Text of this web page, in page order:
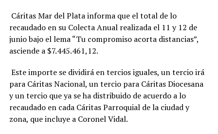
Cáritas Mar del Plata informa que el total de lo
recaudado en su Colecta Anual realizada el 11 y 12 de
junio bajo el lema “Tu compromiso acorta distancias”,
asciende a $7.445.461,12.
Este importe se dividirá en tercios iguales, un tercio irá
para Cáritas Nacional, un tercio para Cáritas Diocesana
y un tercio que ya se ha distribuido de acuerdo a lo
recaudado en cada Cáritas Parroquial de la ciudad y
zona, que incluye a Coronel Vidal.